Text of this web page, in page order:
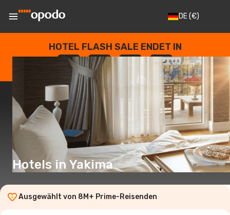
DE(€)
HOTEL FLASH SALE ENDET IN
--
TAGE
: --
STUNDEN
: --
SEKUNDEN
Hotels in Yakima
Ausgewählt von 8M+ Prime-Reisenden